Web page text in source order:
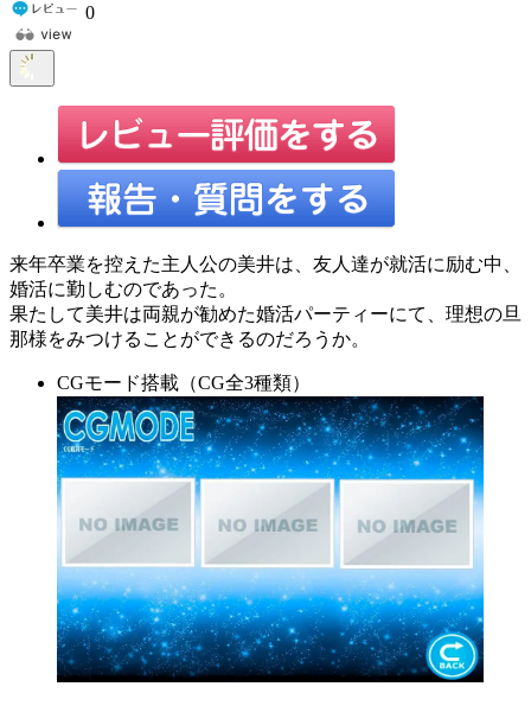
0
来年卒業を控えた主人公の美井は、友人達が就活に励む中、
婚活に勤しむのであった。
果たして美井は両親が勧めた婚活パーティーにて、理想の旦
那様をみつけることができるのだろうか。
CGモード搭載（CG全3種類）